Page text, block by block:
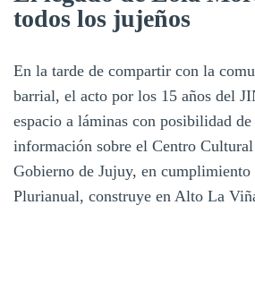
todos los jujeños
En la tarde de compartir con la
barrial, el acto por los 15 años del
espacio a láminas con posibilidad de
información sobre el Centro
Gobierno de Jujuy, en
Plurianual, construye en Alto La